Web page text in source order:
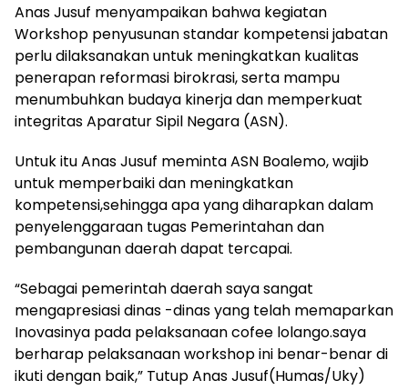
Anas Jusuf menyampaikan bahwa kegiatan
Workshop penyusunan standar kompetensi jabatan
perlu dilaksanakan untuk meningkatkan kualitas
penerapan reformasi birokrasi, serta mampu
menumbuhkan budaya kinerja dan memperkuat
integritas Aparatur Sipil Negara (ASN).
Untuk itu Anas Jusuf meminta ASN Boalemo, wajib
untuk memperbaiki dan meningkatkan
kompetensi,sehingga apa yang diharapkan dalam
penyelenggaraan tugas Pemerintahan dan
pembangunan daerah dapat tercapai.
“Sebagai pemerintah daerah saya sangat
mengapresiasi dinas -dinas yang telah memaparkan
Inovasinya pada pelaksanaan cofee lolango.saya
berharap pelaksanaan workshop ini benar-benar di
ikuti dengan baik,” Tutup Anas Jusuf(Humas/Uky)